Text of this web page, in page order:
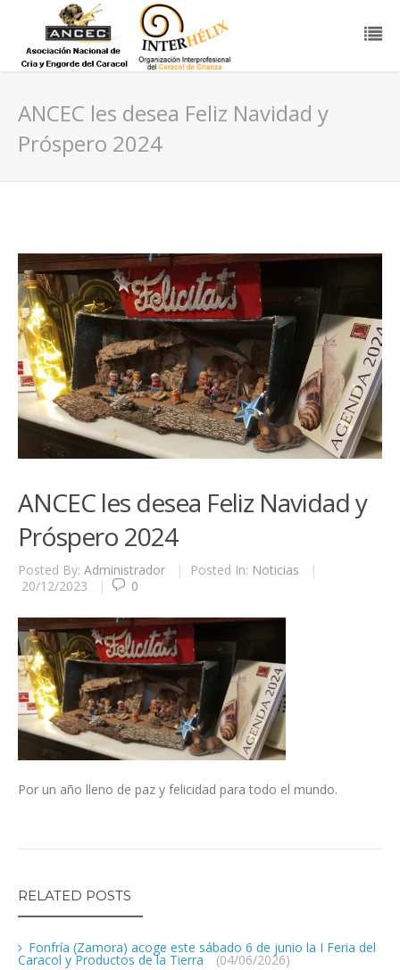
ANCEC les desea Feliz Navidad y
Próspero 2024
ANCEC les desea Feliz Navidad y
Próspero 2024
Posted By: Administrador | Posted In: Noticias
|
20/12/2023
| 0
Por un año lleno de paz y felicidad para todo el mundo.
RELATED POSTS
Fonfría (Zamora) acoge este sábado 6 de junio la I Feria del
Caracol y Productos de la Tierra
(04/06/2026)